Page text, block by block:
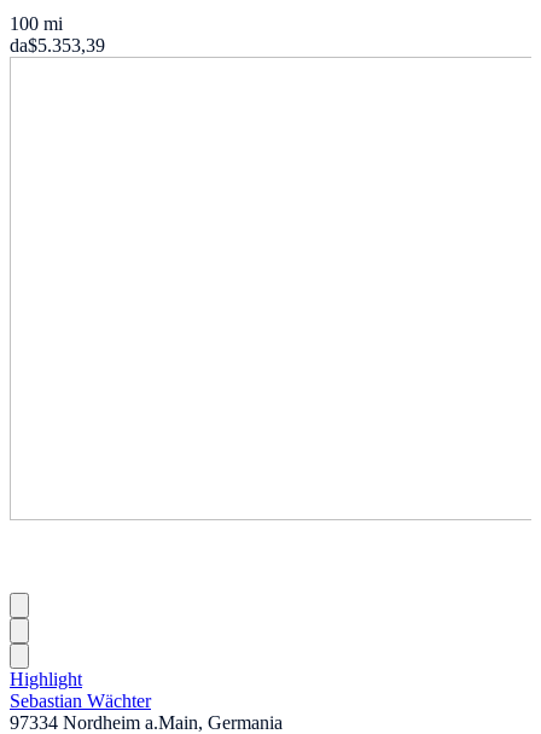
100 mi
da$5.353,39
Highlight
Sebastian Wächter
97334 Nordheim a.Main, Germania